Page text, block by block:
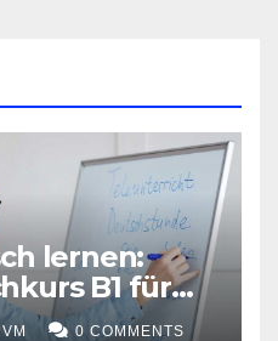
lernen:
B1 für
0 COMMENTS